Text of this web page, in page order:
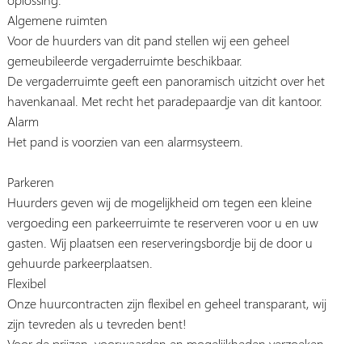
Algemene ruimten
Voor de huurders van dit pand stellen wij een geheel
gemeubileerde vergaderruimte beschikbaar.
De vergaderruimte geeft een panoramisch uitzicht over het
havenkanaal. Met recht het paradepaardje van dit kantoor.
Alarm
Het pand is voorzien van een alarmsysteem.
Parkeren
Huurders geven wij de mogelijkheid om tegen een kleine
vergoeding een parkeerruimte te reserveren voor u en uw
gasten. Wij plaatsen een reserveringsbordje bij de door u
gehuurde parkeerplaatsen.
Flexibel
Onze huurcontracten zijn flexibel en geheel transparant, wij
zijn tevreden als u tevreden bent!